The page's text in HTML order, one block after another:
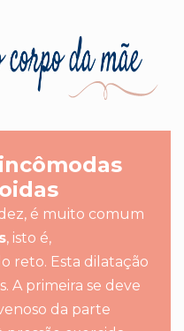
é muito comum
, isto é,
reto. Esta dilatação
A primeira se deve
da parte